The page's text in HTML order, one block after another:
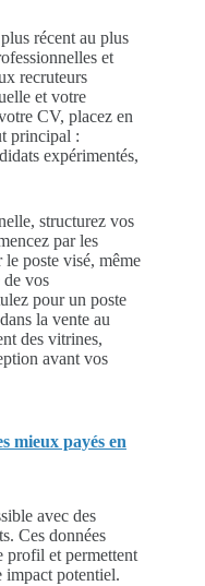
récent au plus
et
recruteurs
et votre
CV, placez en
principal :
expérimentés,
structurez vos
par les
le poste visé, même
de vos
pour un poste
la vente au
des vitrines,
avant vos
mieux payés en
avec des
Ces données
profil et permettent
impact potentiel.